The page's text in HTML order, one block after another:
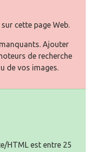
cette page Web.
Ajouter
de recherche
de vos images.
HTML est entre 25